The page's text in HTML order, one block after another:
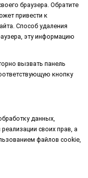
браузера. Обратите
привести к
Способ удаления
эту информацию
вызвать панель
кнопку
данных,
своих прав, а
файлов cookie,